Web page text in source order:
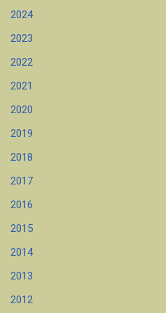
2024
2023
2022
2021
2020
2019
2018
2017
2016
2015
2014
2013
2012